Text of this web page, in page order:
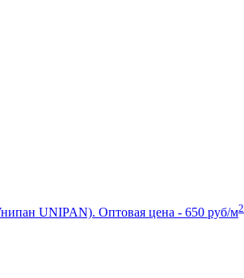
UNIPAN). Оптовая цена - 650 руб/м2